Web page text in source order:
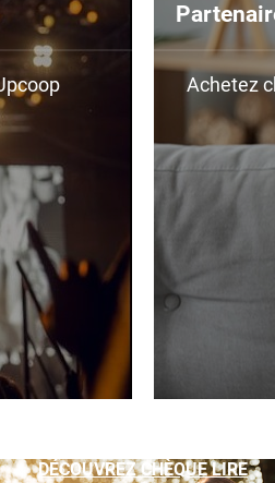
Achetez
DÉCOUVREZ CHÈQUE LIRE